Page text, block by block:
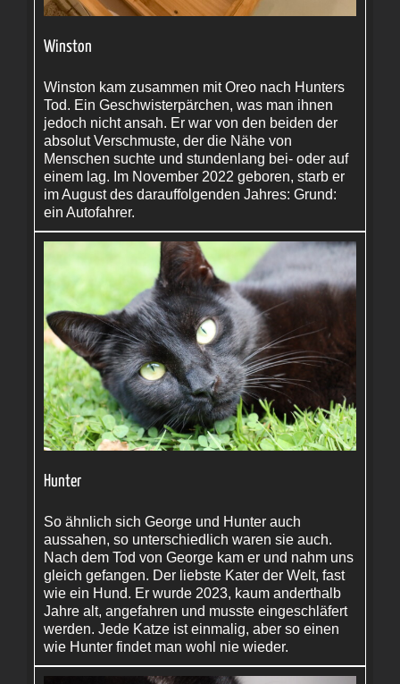
Winston
Winston kam zusammen mit Oreo nach Hunters
Tod. Ein Geschwisterpärchen, was man ihnen
jedoch nicht ansah. Er war von den beiden der
absolut Verschmuste, der die Nähe von
Menschen suchte und stundenlang bei- oder auf
einem lag. Im November 2022 geboren, starb er
im August des darauffolgenden Jahres: Grund:
ein Autofahrer.
Hunter
So ähnlich sich George und Hunter auch
aussahen, so unterschiedlich waren sie auch.
Nach dem Tod von George kam er und nahm uns
gleich gefangen. Der liebste Kater der Welt, fast
wie ein Hund. Er wurde 2023, kaum anderthalb
Jahre alt, angefahren und musste eingeschläfert
werden. Jede Katze ist einmalig, aber so einen
wie Hunter findet man wohl nie wieder.